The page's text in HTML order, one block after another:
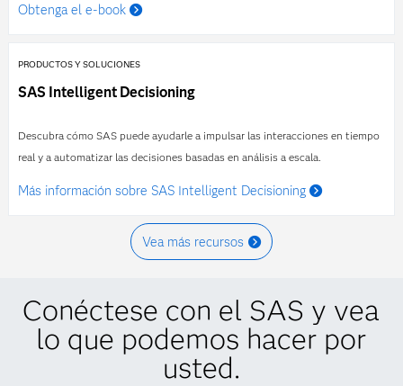
Obtenga el e-book
PRODUCTOS Y SOLUCIONES
SAS Intelligent Decisioning
Descubra cómo SAS puede ayudarle a impulsar las interacciones en tiempo
real y a automatizar las decisiones basadas en análisis a escala.
Más información sobre SAS Intelligent Decisioning
Vea más recursos
Conéctese con el SAS y vea
lo que podemos hacer por
usted.